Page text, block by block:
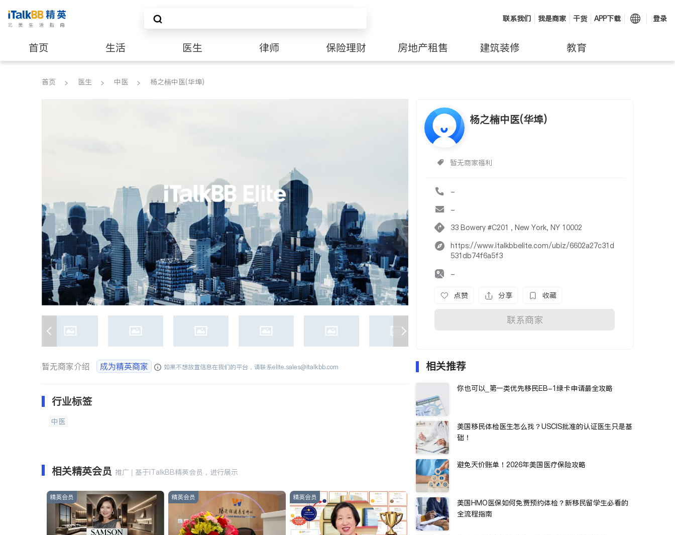
联系我们 我是商家 干货 APP下载 登录
首页 生活 医生 律师 保险理财 房地产租售 建筑装修 教育
养老 非盈利组织
首页 医生 中医 杨之楠中医(华埠)
杨之楠中医(华埠)
暂无商家福利
-
-
33 Bowery #C201 , New York, NY 10002
https://www.italkbbelite.com/ubiz/6602a27c31d
531db74f6a5f3
-
点赞 分享 收藏
联系商家
暂无商家介绍 成为精英商家 如果不想放置信息在我们的平台，请联系elite.sales@italkbb.com
行业标签
中医
相关精英会员 推广 | 基于iTalkBB精英会员，进行展示
精英会员 精英会员 精英会员
相关推荐
你也可以_第一类优先移民EB-1绿卡申请最全攻略
美国移民体检医生怎么找？USCIS批准的认证医生只是基
础！
避免天价账单！2026年美国医疗保险攻略
美国HMO医保如何免费预约体检？新移民留学生必看的
全流程指南